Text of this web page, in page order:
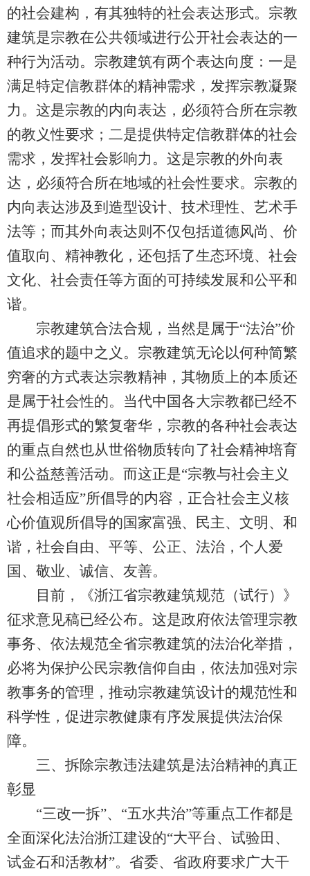
的社会建构，有其独特的社会表达形式。宗教
建筑是宗教在公共领域进行公开社会表达的一
种行为活动。宗教建筑有两个表达向度：一是
满足特定信教群体的精神需求，发挥宗教凝聚
力。这是宗教的内向表达，必须符合所在宗教
的教义性要求；二是提供特定信教群体的社会
需求，发挥社会影响力。这是宗教的外向表
达，必须符合所在地域的社会性要求。宗教的
内向表达涉及到造型设计、技术理性、艺术手
法等；而其外向表达则不仅包括道德风尚、价
值取向、精神教化，还包括了生态环境、社会
文化、社会责任等方面的可持续发展和公平和
谐。
宗教建筑合法合规，当然是属于“法治”价
值追求的题中之义。宗教建筑无论以何种简繁
穷奢的方式表达宗教精神，其物质上的本质还
是属于社会性的。当代中国各大宗教都已经不
再提倡形式的繁复奢华，宗教的各种社会表达
的重点自然也从世俗物质转向了社会精神培育
和公益慈善活动。而这正是“宗教与社会主义
社会相适应”所倡导的内容，正合社会主义核
心价值观所倡导的国家富强、民主、文明、和
谐，社会自由、平等、公正、法治，个人爱
国、敬业、诚信、友善。
目前，《浙江省宗教建筑规范（试行）》
征求意见稿已经公布。这是政府依法管理宗教
事务、依法规范全省宗教建筑的法治化举措，
必将为保护公民宗教信仰自由，依法加强对宗
教事务的管理，推动宗教建筑设计的规范性和
科学性，促进宗教健康有序发展提供法治保
障。
三、拆除宗教违法建筑是法治精神的真正
彰显
“三改一拆”、“五水共治”等重点工作都是
全面深化法治浙江建设的“大平台、试验田、
试金石和活教材”。省委、省政府要求广大干